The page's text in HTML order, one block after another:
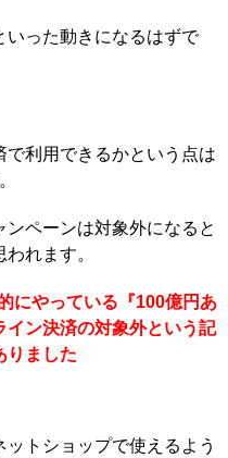
いった動きになるはずで
利用できるかという点は
ペーンは対象外になると
れます。
にやっている『100億円あ
イン決済の対象外という記
りました
トショップで使えるよう